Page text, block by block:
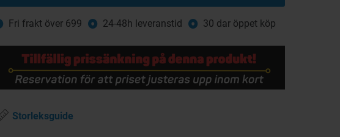
Fri frakt över 699 24-48h leveranstid 30 dar öppet köp
Storleksguide